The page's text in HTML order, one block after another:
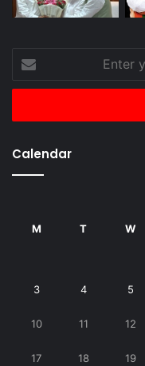
Enter
your
Email
Calendar
M T W
3 4 5
10 11 12
17 18 19